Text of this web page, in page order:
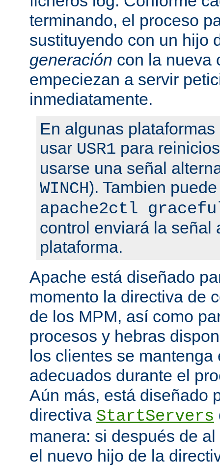
terminando, el proceso
sustituyendo con un hijo
generación con la nueva
empeciezan a servir
inmediatamente.
En algunas
usar USR1 para
usarse una señal
WINCH). Tambien
apache2ctl
control enviará la señal
plataforma.
Apache está diseñado
momento la directiva de
de los MPM, así como
procesos y hebras
los clientes se
adecuados durante el
Aún más, está diseñado
directiva StartServers
manera: si después de
el nuevo hijo de la